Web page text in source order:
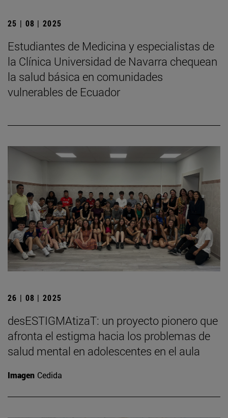
25 | 08 | 2025
Estudiantes de Medicina y especialistas de
la Clínica Universidad de Navarra chequean
la salud básica en comunidades
vulnerables de Ecuador
26 | 08 | 2025
desESTIGMAtizaT: un proyecto pionero que
afronta el estigma hacia los problemas de
salud mental en adolescentes en el aula
Imagen Cedida